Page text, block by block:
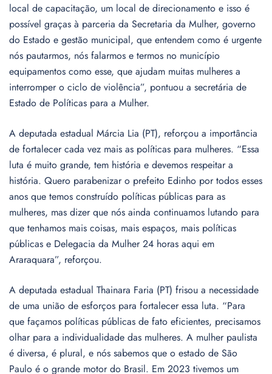
local de capacitação, um local de direcionamento e isso é
possível graças à parceria da Secretaria da Mulher, governo
do Estado e gestão municipal, que entendem como é urgente
nós pautarmos, nós falarmos e termos no município
equipamentos como esse, que ajudam muitas mulheres a
interromper o ciclo de violência”, pontuou a secretária de
Estado de Políticas para a Mulher.
A deputada estadual Márcia Lia (PT), reforçou a importância
de fortalecer cada vez mais as políticas para mulheres. “Essa
luta é muito grande, tem história e devemos respeitar a
história. Quero parabenizar o prefeito Edinho por todos esses
anos que temos construído políticas públicas para as
mulheres, mas dizer que nós ainda continuamos lutando para
que tenhamos mais coisas, mais espaços, mais políticas
públicas e Delegacia da Mulher 24 horas aqui em
Araraquara”, reforçou.
A deputada estadual Thainara Faria (PT) frisou a necessidade
de uma união de esforços para fortalecer essa luta. “Para
que façamos políticas públicas de fato eficientes, precisamos
olhar para a individualidade das mulheres. A mulher paulista
é diversa, é plural, e nós sabemos que o estado de São
Paulo é o grande motor do Brasil. Em 2023 tivemos um